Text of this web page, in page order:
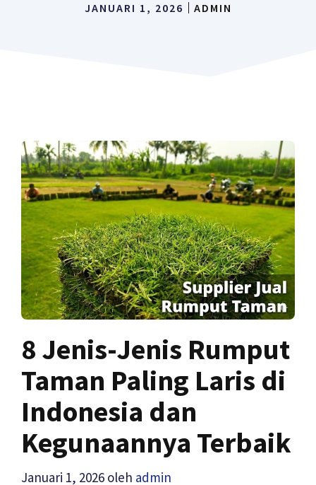
JANUARI 1, 2026 ADMIN
8 Jenis-Jenis Rumput
Taman Paling Laris di
Indonesia dan
Kegunaannya Terbaik
Januari 1, 2026 oleh admin